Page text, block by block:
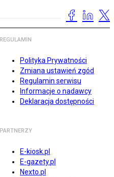
REGULAMIN
Polityka Prywatności
Zmiana ustawień zgód
Regulamin serwisu
Informacje o nadawcy
Deklaracja dostępności
PARTNERZY
E-kiosk.pl
E-gazety.pl
Nexto.pl